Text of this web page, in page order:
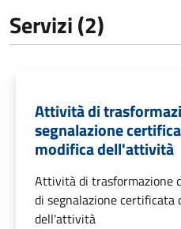
Servizi (2)
Attività di
segnalazione
modifica dell'attività
Attività di trasformazione
di segnalazione certificata
dell'attività